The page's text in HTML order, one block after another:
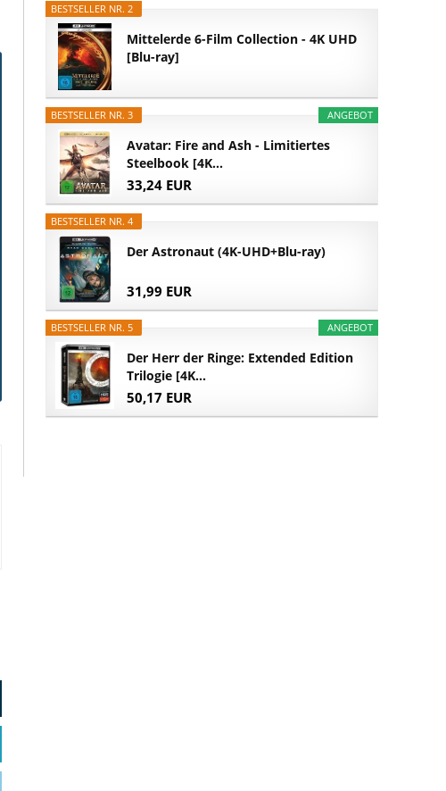
BESTSELLER NR. 2
Mittelerde 6-Film Collection - 4K UHD
[Blu-ray]
ANGEBOT
BESTSELLER NR. 3
Avatar: Fire and Ash - Limitiertes
Steelbook [4K...
33,24 EUR
BESTSELLER NR. 4
Der Astronaut (4K-UHD+Blu-ray)
31,99 EUR
ANGEBOT
BESTSELLER NR. 5
Der Herr der Ringe: Extended Edition
Trilogie [4K...
50,17 EUR